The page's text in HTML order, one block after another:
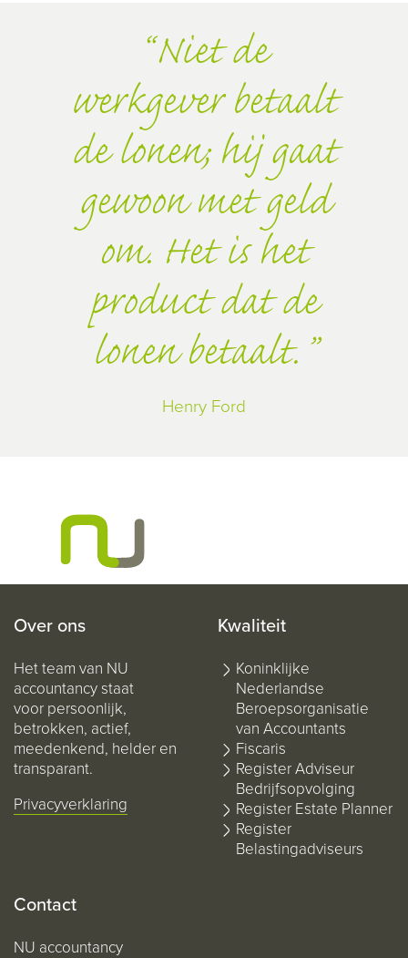
Niet de
werkgever betaalt
de lonen; hij gaat
gewoon met geld
om. Het is het
product dat de
lonen betaalt.
Henry Ford
Over ons
Het team van NU
accountancy staat
voor persoonlijk,
betrokken, actief,
meedenkend, helder en
transparant.
Privacyverklaring
Kwaliteit
Koninklijke
Nederlandse
Beroepsorganisatie
van Accountants
Fiscaris
Register Adviseur
Bedrijfsopvolging
Register Estate Planner
Register
Belastingadviseurs
Contact
NU accountancy